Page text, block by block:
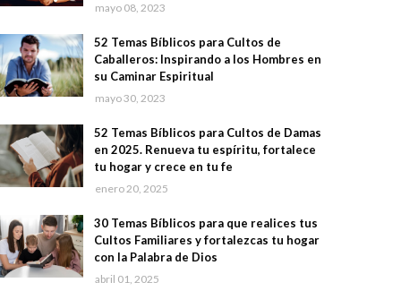
mayo 08, 2023
52 Temas Bíblicos para Cultos de
Caballeros: Inspirando a los Hombres en
su Caminar Espiritual
mayo 30, 2023
52 Temas Bíblicos para Cultos de Damas
en 2025. Renueva tu espíritu, fortalece
tu hogar y crece en tu fe
enero 20, 2025
30 Temas Bíblicos para que realices tus
Cultos Familiares y fortalezcas tu hogar
con la Palabra de Dios
abril 01, 2025